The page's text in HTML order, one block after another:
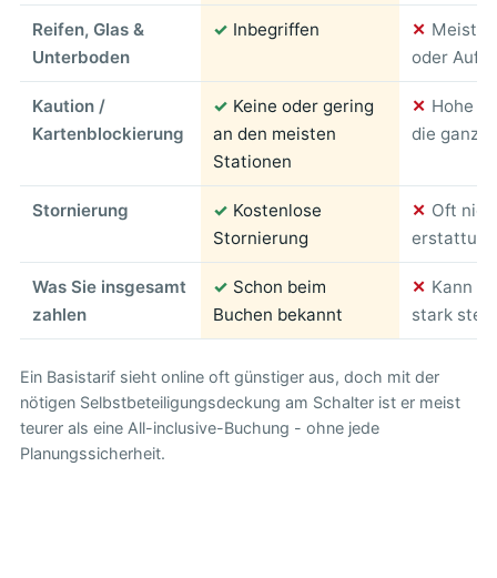
Reifen, Glas &
Unterboden
✓ Inbegriffen ✕ Meist
oder
Kaution /
Kartenblockierung
✓ Keine oder gering
an den meisten
Stationen
✕ Hohe
die ganze
Stornierung ✓ Kostenlose
Stornierung
✕ Oft
Was Sie insgesamt
zahlen
✓ Schon beim
Buchen bekannt
✕ Kann
stark
Ein Basistarif sieht online oft günstiger aus, doch mit der
nötigen Selbstbeteiligungsdeckung am Schalter ist er meist
teurer als eine All-inclusive-Buchung - ohne jede
Planungssicherheit.